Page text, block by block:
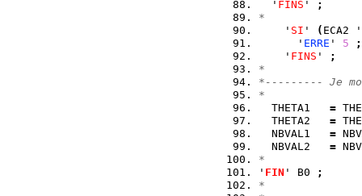
  '
FINS '
;
*
    '
SI ' ( ECA2 '
      '
ERRE ' 5
;
    '
FINS '
;
*
*--------- Je
*
  THETA1
=
  THETA2
=
  NBVAL1
=
  NBVAL2
=
*
' FIN ' B0
;
*